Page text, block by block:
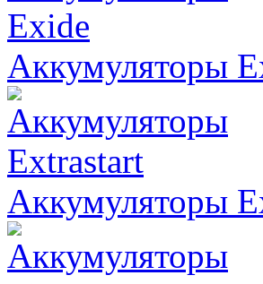
Аккумуляторы
Аккумуляторы